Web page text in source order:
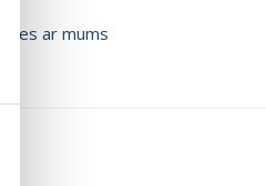
ar mums